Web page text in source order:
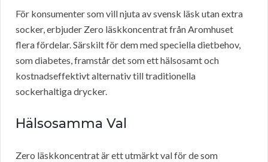
För konsumenter som vill njuta av svensk läsk utan extra
socker, erbjuder Zero läskkoncentrat från Aromhuset
flera fördelar. Särskilt för dem med speciella dietbehov,
som diabetes, framstår det som ett hälsosamt och
kostnadseffektivt alternativ till traditionella
sockerhaltiga drycker.
Hälsosamma Val
Zero läskkoncentrat är ett utmärkt val för de som